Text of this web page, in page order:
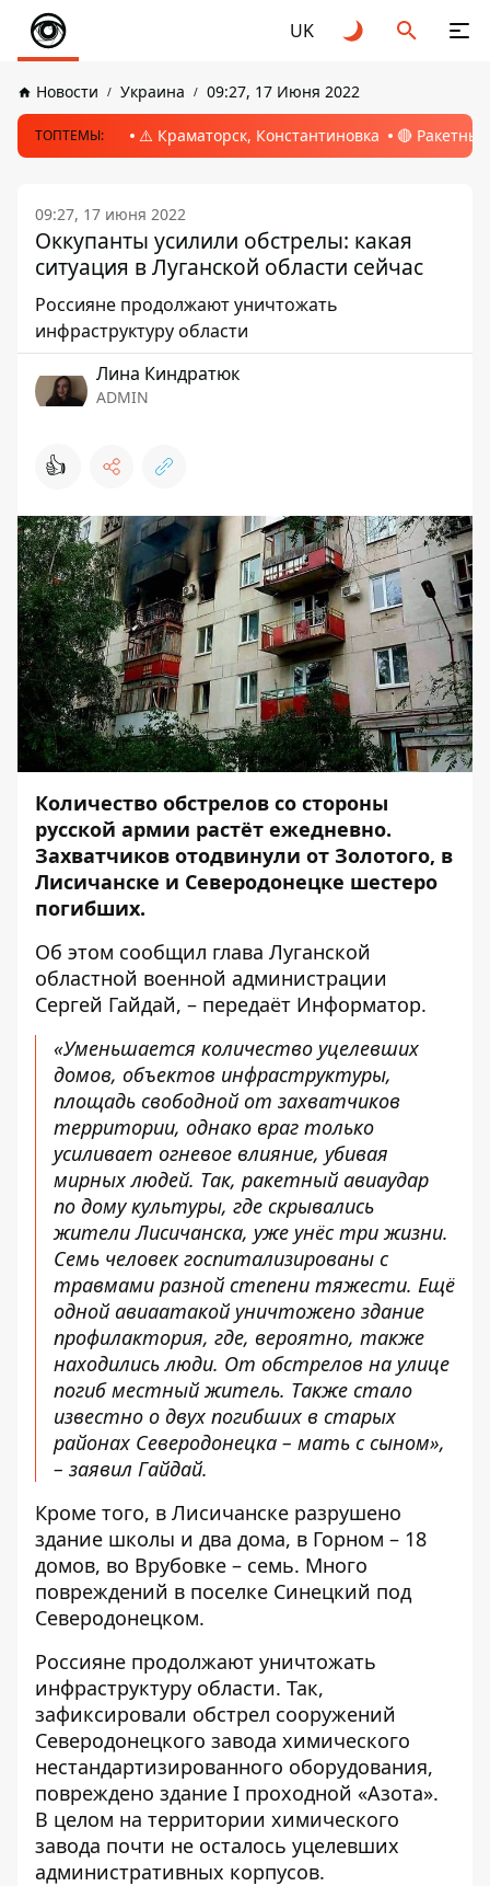
UK
Новости Украина 09:27, 17 Июня 2022
ТОПТЕМЫ: ⚠️ Краматорск, Константиновка 🔴
09:27, 17 июня 2022
Оккупанты усилили обстрелы: какая
ситуация в Луганской области сейчас
Россияне продолжают уничтожать
инфраструктуру области
Лина Киндратюк
ADMIN
👍
Количество обстрелов со стороны
русской армии растёт ежедневно.
Захватчиков отодвинули от Золотого, в
Лисичанске и Северодонецке шестеро
погибших.
Об этом сообщил глава Луганской
областной военной администрации
Сергей Гайдай, – передаёт Информатор.
«Уменьшается количество уцелевших
домов, объектов инфраструктуры,
площадь свободной от захватчиков
территории, однако враг только
усиливает огневое влияние, убивая
мирных людей. Так, ракетный авиаудар
по дому культуры, где скрывались
жители Лисичанска, уже унёс три жизни.
Семь человек госпитализированы с
травмами разной степени тяжести. Ещё
одной авиаатакой уничтожено здание
профилактория, где, вероятно, также
находились люди. От обстрелов на улице
погиб местный житель. Также стало
известно о двух погибших в старых
районах Северодонецка – мать с сыном»,
– заявил Гайдай.
Кроме того, в Лисичанске разрушено
здание школы и два дома, в Горном – 18
домов, во Врубовке – семь. Много
повреждений в поселке Синецкий под
Северодонецком.
Россияне продолжают уничтожать
инфраструктуру области. Так,
зафиксировали обстрел сооружений
Северодонецкого завода химического
нестандартизированного оборудования,
повреждено здание I проходной «Азота».
В целом на территории химического
завода почти не осталось уцелевших
административных корпусов.